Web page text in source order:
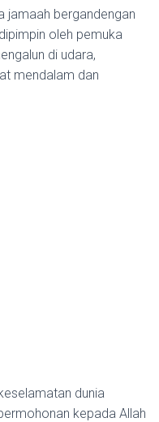
jamaah bergandengan
oleh pemuka
di udara,
mendalam dan
dunia
kepada Allah